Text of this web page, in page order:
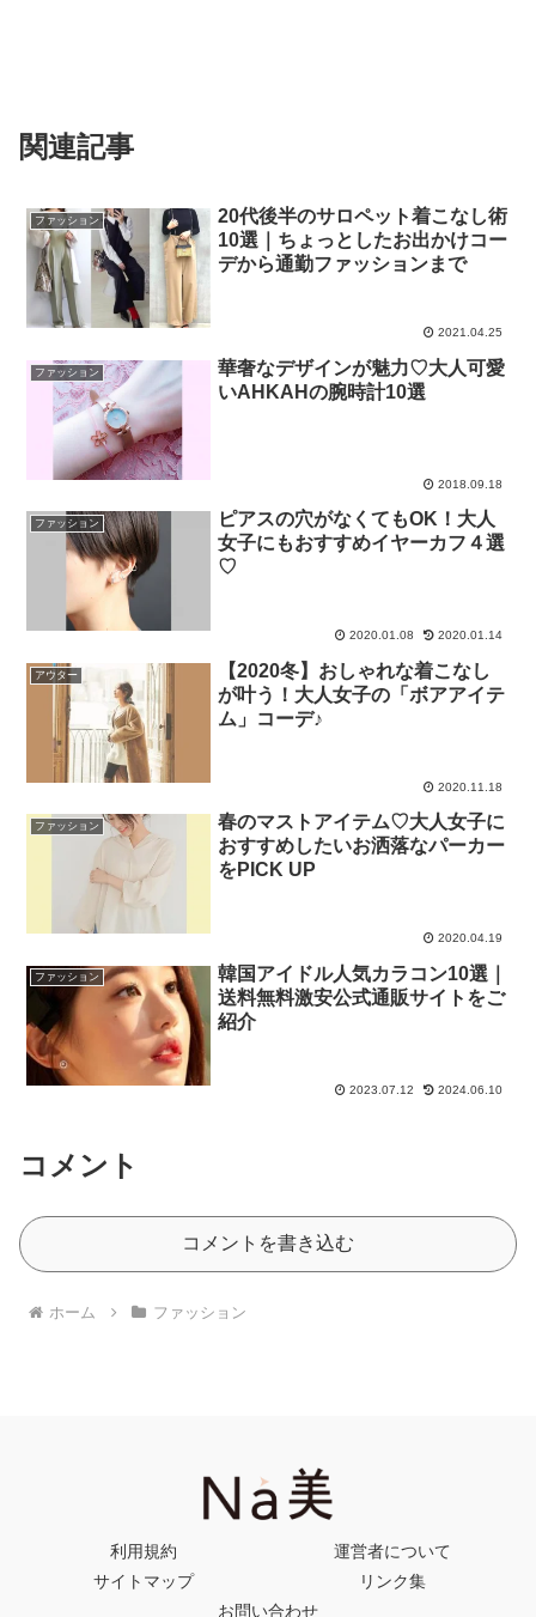
関連記事
ファッション
20代後半のサロペット着こなし術
10選｜ちょっとしたお出かけコー
デから通勤ファッションまで
2021.04.25
ファッション
華奢なデザインが魅力♡大人可愛
いAHKAHの腕時計10選
2018.09.18
ファッション
ピアスの穴がなくてもOK！大人
女子にもおすすめイヤーカフ４選
♡
2020.01.08 2020.01.14
アウター
【2020冬】おしゃれな着こなし
が叶う！大人女子の「ボアアイテ
ム」コーデ♪
2020.11.18
ファッション
春のマストアイテム♡大人女子に
おすすめしたいお洒落なパーカー
をPICK UP
2020.04.19
ファッション
韓国アイドル人気カラコン10選｜
送料無料激安公式通販サイトをご
紹介
2023.07.12 2024.06.10
コメント
コメントを書き込む
ホーム ファッション
利用規約
運営者について
サイトマップ
リンク集
お問い合わせ